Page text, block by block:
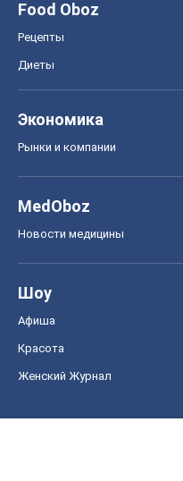
Food Oboz
Рецепты
Диеты
Экономика
Рынки и компании
MedOboz
Новости медицины
Шоу
Афиша
Красота
Женский Журнал